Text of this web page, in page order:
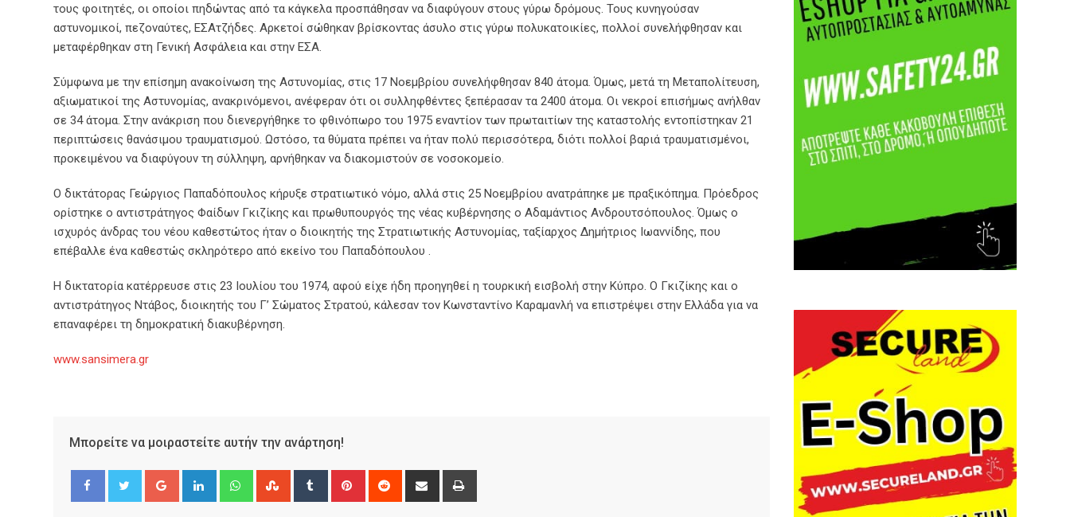
τους φοιτητές, οι οποίοι πηδώντας από τα κάγκελα προσπάθησαν να διαφύγουν στους γύρω δρόμους. Τους κυνηγούσαν
αστυνομικοί, πεζοναύτες, ΕΣΑτζήδες. Αρκετοί σώθηκαν βρίσκοντας άσυλο στις γύρω πολυκατοικίες, πολλοί συνελήφθησαν και
μεταφέρθηκαν στη Γενική Ασφάλεια και στην ΕΣΑ.
Σύμφωνα με την επίσημη ανακοίνωση της Αστυνομίας, στις 17 Νοεμβρίου συνελήφθησαν 840 άτομα. Όμως, μετά τη Μεταπολίτευση,
αξιωματικοί της Αστυνομίας, ανακρινόμενοι, ανέφεραν ότι οι συλληφθέντες ξεπέρασαν τα 2400 άτομα. Οι νεκροί επισήμως ανήλθαν
σε 34 άτομα. Στην ανάκριση που διενεργήθηκε το φθινόπωρο του 1975 εναντίον των πρωταιτίων της καταστολής εντοπίστηκαν 21
περιπτώσεις θανάσιμου τραυματισμού. Ωστόσο, τα θύματα πρέπει να ήταν πολύ περισσότερα, διότι πολλοί βαριά τραυματισμένοι,
προκειμένου να διαφύγουν τη σύλληψη, αρνήθηκαν να διακομιστούν σε νοσοκομείο.
Ο δικτάτορας Γεώργιος Παπαδόπουλος κήρυξε στρατιωτικό νόμο, αλλά στις 25 Νοεμβρίου ανατράπηκε με πραξικόπημα. Πρόεδρος
ορίστηκε ο αντιστράτηγος Φαίδων Γκιζίκης και πρωθυπουργός της νέας κυβέρνησης ο Αδαμάντιος Ανδρουτσόπουλος. Όμως ο
ισχυρός άνδρας του νέου καθεστώτος ήταν ο διοικητής της Στρατιωτικής Αστυνομίας, ταξίαρχος Δημήτριος Ιωαννίδης, που
επέβαλλε ένα καθεστώς σκληρότερο από εκείνο του Παπαδόπουλου .
Η δικτατορία κατέρρευσε στις 23 Ιουλίου του 1974, αφού είχε ήδη προηγηθεί η τουρκική εισβολή στην Κύπρο. Ο Γκιζίκης και ο
αντιστράτηγος Ντάβος, διοικητής του Γ’ Σώματος Στρατού, κάλεσαν τον Κωνσταντίνο Καραμανλή να επιστρέψει στην Ελλάδα για να
επαναφέρει τη δημοκρατική διακυβέρνηση.
www.sansimera.gr
Μπορείτε να μοιραστείτε αυτήν την ανάρτηση!
Google+ LinkedIn WhatsappStumbleUpon
Tumblr Pinterest Reddit
Share